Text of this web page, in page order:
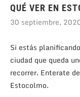
QUÉ VER EN
30 septiembre,
Si estás
ciudad que queda
recorrer. Enterate
Estocolmo.